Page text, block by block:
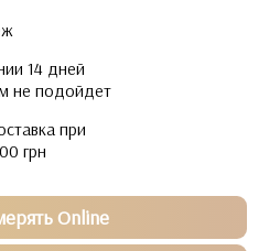
14 дней
не подойдет
при
грн
Online